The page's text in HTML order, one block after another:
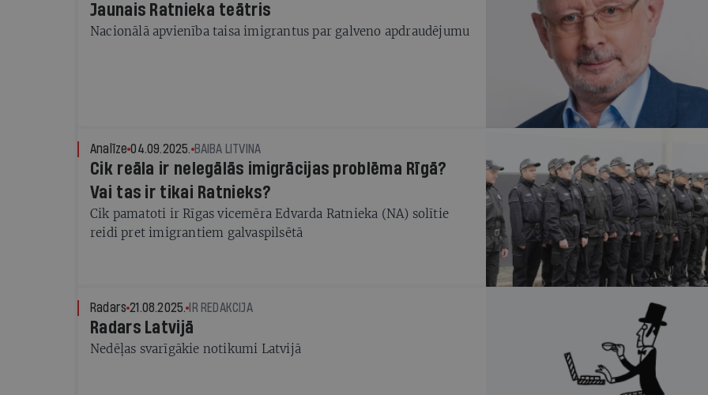
Jaunais Ratnieka teātris
Nacionālā apvienība taisa imigrantus par galveno apdraudējumu
Analīze 04.09.2025. BAIBA LITVINA
Cik reāla ir nelegālās imigrācijas problēma Rīgā?
Vai tas ir tikai Ratnieks?
Cik pamatoti ir Rīgas vicemēra Edvarda Ratnieka (NA) solītie
reidi pret imigrantiem galvaspilsētā
Radars 21.08.2025. IR REDAKCIJA
Radars Latvijā
Nedēļas svarīgākie notikumi Latvijā